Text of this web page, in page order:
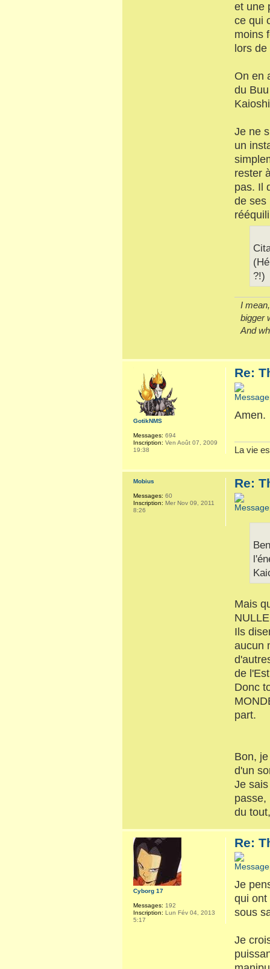
et une
ce qui
moins
lors
On en
du
Je ne
un
rester
pas. Il
de ses
?!)
I
bigger
And
Re:
Amen.
La vie
GotikNMS
Messages: 694
Inscription: Ven Août 07, 2009
19:38
Re:
Mais
Ils
aucun
de
Donc
part.
Bon,
d'un
Je
passe,
du
Mobius
Messages: 60
Inscription: Mer Nov 09, 2011
8:26
Re:
Je
qui ont
sous
Je
Cyborg 17
Messages: 192
Inscription: Lun Fév 04, 2013
5:17